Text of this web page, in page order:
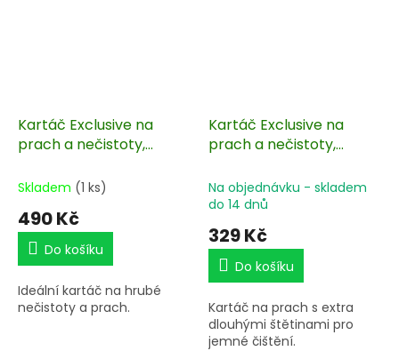
Kartáč Exclusive na
prach a nečistoty,
Skladem (1 ks)
490 Kč
Do košíku
Ideální kartáč na hrubé
nečistoty a prach.
Kartáč Exclusive na
prach a nečistoty,
Na objednávku - skladem
do 14 dnů
329 Kč
Do košíku
Kartáč na prach s extra
dlouhými štětinami pro
jemné čištění.